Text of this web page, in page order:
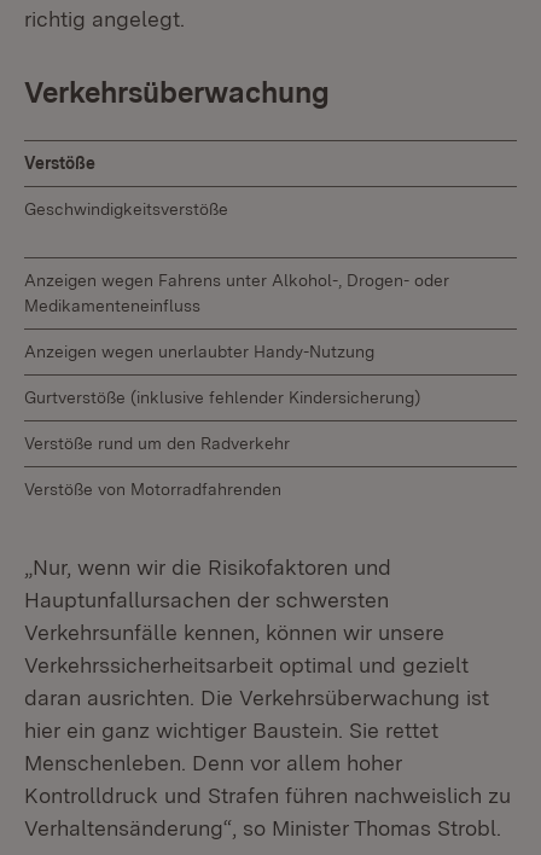
richtig angelegt.
Verkehrsüberwachung
Verstöße
Geschwindigkeitsverstöße
Anzeigen wegen Fahrens unter Alkohol-, Drogen- oder
Medikamenteneinfluss
Anzeigen wegen unerlaubter Handy-Nutzung
Gurtverstöße (inklusive fehlender Kindersicherung)
Verstöße rund um den Radverkehr
Verstöße von Motorradfahrenden
„Nur, wenn wir die Risikofaktoren und
Hauptunfallursachen der schwersten
Verkehrsunfälle kennen, können wir unsere
Verkehrssicherheitsarbeit optimal und gezielt
daran ausrichten. Die Verkehrsüberwachung ist
hier ein ganz wichtiger Baustein. Sie rettet
Menschenleben. Denn vor allem hoher
Kontrolldruck und Strafen führen nachweislich zu
Verhaltensänderung“, so Minister Thomas Strobl.